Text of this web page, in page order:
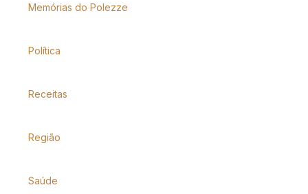
Memórias do Polezze
Política
Receitas
Região
Saúde